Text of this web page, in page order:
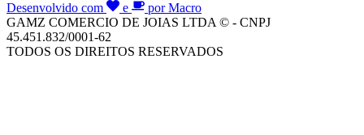
Desenvolvido com e
por Macro
GAMZ COMERCIO DE JOIAS LTDA © - CNPJ
45.451.832/0001-62
TODOS OS DIREITOS RESERVADOS